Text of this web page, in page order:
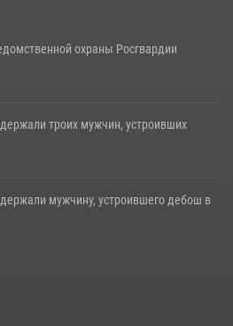
охраны Росгвардии
троих мужчин, устроивших
мужчину, устроившего дебош в